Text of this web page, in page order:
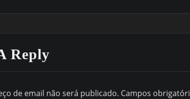
Reply
de email não será publicado. Campos